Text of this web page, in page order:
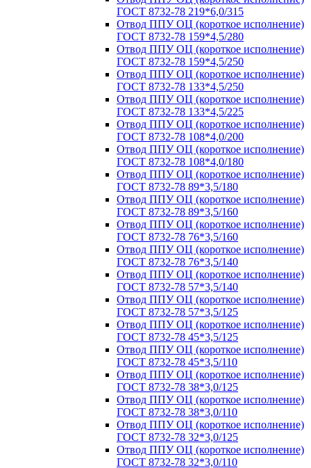
ГОСТ 8732-78 219*6,0/315
Отвод ППУ ОЦ (короткое исполнение)
ГОСТ 8732-78 159*4,5/280
Отвод ППУ ОЦ (короткое исполнение)
ГОСТ 8732-78 159*4,5/250
Отвод ППУ ОЦ (короткое исполнение)
ГОСТ 8732-78 133*4,5/250
Отвод ППУ ОЦ (короткое исполнение)
ГОСТ 8732-78 133*4,5/225
Отвод ППУ ОЦ (короткое исполнение)
ГОСТ 8732-78 108*4,0/200
Отвод ППУ ОЦ (короткое исполнение)
ГОСТ 8732-78 108*4,0/180
Отвод ППУ ОЦ (короткое исполнение)
ГОСТ 8732-78 89*3,5/180
Отвод ППУ ОЦ (короткое исполнение)
ГОСТ 8732-78 89*3,5/160
Отвод ППУ ОЦ (короткое исполнение)
ГОСТ 8732-78 76*3,5/160
Отвод ППУ ОЦ (короткое исполнение)
ГОСТ 8732-78 76*3,5/140
Отвод ППУ ОЦ (короткое исполнение)
ГОСТ 8732-78 57*3,5/140
Отвод ППУ ОЦ (короткое исполнение)
ГОСТ 8732-78 57*3,5/125
Отвод ППУ ОЦ (короткое исполнение)
ГОСТ 8732-78 45*3,5/125
Отвод ППУ ОЦ (короткое исполнение)
ГОСТ 8732-78 45*3,5/110
Отвод ППУ ОЦ (короткое исполнение)
ГОСТ 8732-78 38*3,0/125
Отвод ППУ ОЦ (короткое исполнение)
ГОСТ 8732-78 38*3,0/110
Отвод ППУ ОЦ (короткое исполнение)
ГОСТ 8732-78 32*3,0/125
Отвод ППУ ОЦ (короткое исполнение)
ГОСТ 8732-78 32*3,0/110